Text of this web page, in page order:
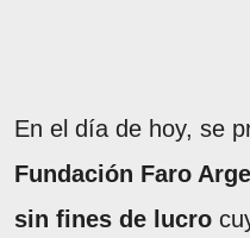
En el día de hoy, se
Fundación Faro
sin fines de lucro